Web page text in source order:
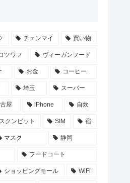
チェンマイ 買い物
ツワフ ヴィーガンフード
お金 コーヒー
埼玉 スーパー
屋 iPhone 自炊
スクンビット SIM 宿
マスク 静岡
フードコート
ショッピングモール WiFi